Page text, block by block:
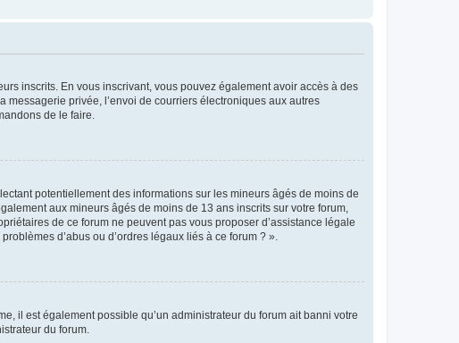
inscrits. En vous inscrivant, vous pouvez également avoir accès à des
messagerie privée, l’envoi de courriers électroniques aux autres
de le faire.
potentiellement des informations sur les mineurs âgés de moins de
aux mineurs âgés de moins de 13 ans inscrits sur votre forum,
de ce forum ne peuvent pas vous proposer d’assistance légale
d’abus ou d’ordres légaux liés à ce forum ? ».
il est également possible qu’un administrateur du forum ait banni votre
du forum.